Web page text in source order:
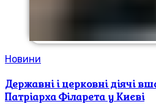
Новини
Державні і церковні діячі
Патріарха Філарета у Києві